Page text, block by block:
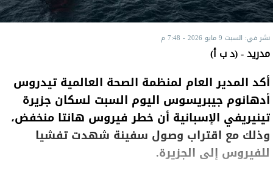
نشر في: السبت 9 مايو 2026 - 7:48 م
مدريد - (د ب أ)
أكد المدير العام لمنظمة الصحة العالمية تيدروس
أدهانوم جيبريسوس اليوم السبت لسكان جزيرة
تينيريفي الإسبانية أن خطر فيروس هانتا منخفض،
وذلك مع اقتراب وصول سفينة شهدت تفشيا
للفيروس إلى الجزيرة.